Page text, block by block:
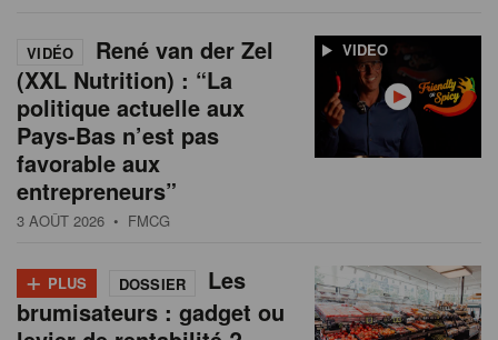
VIDEO
VIDÉO
René van der Zel
(XXL Nutrition) : “La
politique actuelle aux
Pays-Bas n’est pas
favorable aux
entrepreneurs”
3 AOÛT 2026 • FMCG
+ PLUS DOSSIER
Les
brumisateurs : gadget ou